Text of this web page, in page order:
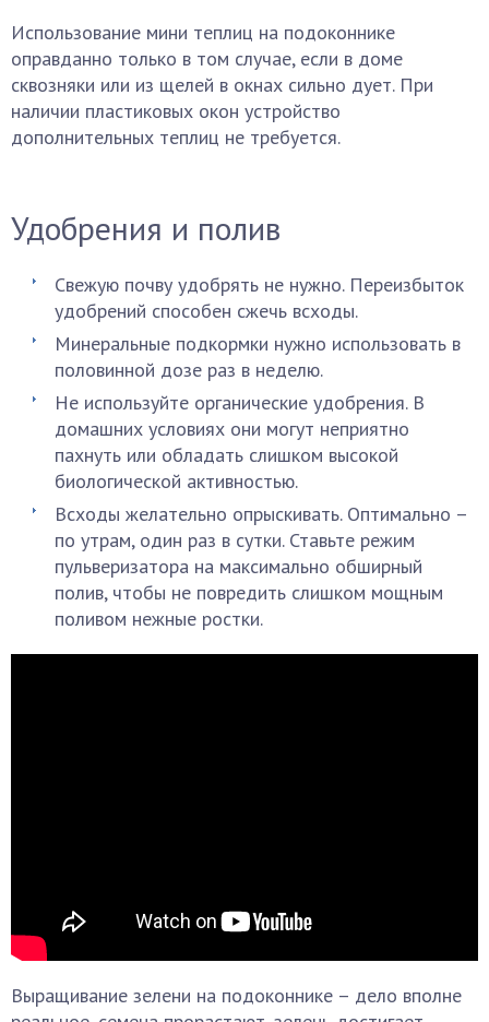
Использование мини теплиц на подоконнике
оправданно только в том случае, если в доме
сквозняки или из щелей в окнах сильно дует. При
наличии пластиковых окон устройство
дополнительных теплиц не требуется.
Удобрения и полив
Свежую почву удобрять не нужно. Переизбыток
удобрений способен сжечь всходы.
Минеральные подкормки нужно использовать в
половинной дозе раз в неделю.
Не используйте органические удобрения. В
домашних условиях они могут неприятно
пахнуть или обладать слишком высокой
биологической активностью.
Всходы желательно опрыскивать. Оптимально –
по утрам, один раз в сутки. Ставьте режим
пульверизатора на максимально обширный
полив, чтобы не повредить слишком мощным
поливом нежные ростки.
Выращивание зелени на подоконнике – дело вполне